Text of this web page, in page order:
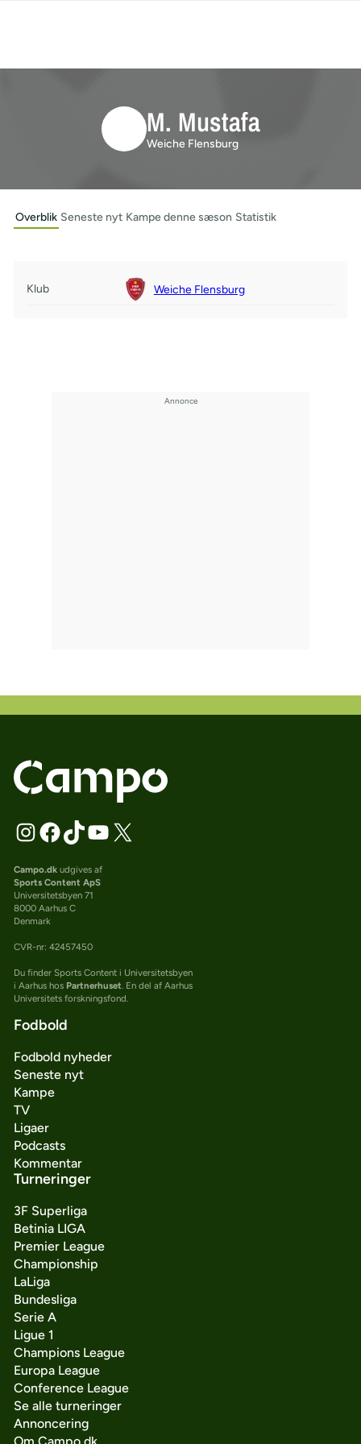
M. Mustafa
Weiche Flensburg
Overblik Seneste nyt Kampe denne sæson Statistik
Klub Weiche Flensburg
Campo.dkudgives af
Sports Content ApS
Universitetsbyen 71
8000 Aarhus C
Denmark
CVR-nr: 42457450
Du finder Sports Content i Universitetsbyen
i Aarhus hos Partnerhuset. En del af Aarhus
Universitets forskningsfond.
Fodbold
Fodbold nyheder
Seneste nyt
Kampe
TV
Ligaer
Podcasts
Kommentar
Turneringer
3F Superliga
Betinia LIGA
Premier League
Championship
LaLiga
Bundesliga
Serie A
Ligue 1
Champions League
Europa League
Conference League
Se alle turneringer
Annoncering